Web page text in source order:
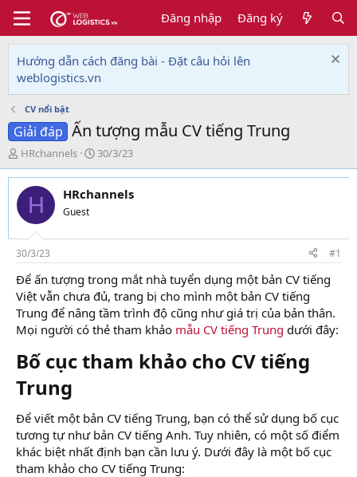
Đăng nhập Đăng ký
Hướng dẫn cách đăng bài - Đặt câu hỏi lên
weblogistics.vn
CV nổi bật
Giải đáp Ấn tượng mẫu CV tiếng Trung
T
h
r
e
d
s
t
a
r
t
e
r
HRchannels
N
g
à
y
i
30/3/23
H HRchannels
Guest
30/3/23 #1
Để ấn tượng trong mắt nhà tuyển dụng một bản CV tiếng
Việt vẫn chưa đủ, trang bị cho mình một bản CV tiếng
Trung để nâng tầm trình độ cũng như giá trị của bản thân.
Mọi người có thẻ tham khảo mẫu CV tiếng Trung dưới đây:
Bố cục tham khảo cho CV tiếng
Trung​
Để viết một bản CV tiếng Trung, bạn có thể sử dụng bố cục
tương tự như bản CV tiếng Anh. Tuy nhiên, có một số điểm
khác biệt nhất định bạn cần lưu ý. Dưới đây là một bố cục
tham khảo cho CV tiếng Trung: